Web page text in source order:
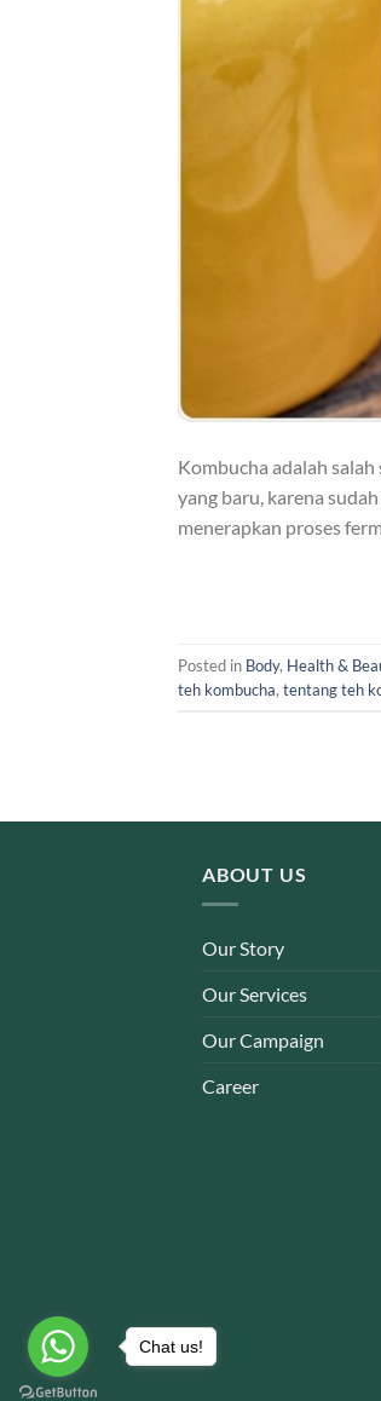
Kombucha adalah
yang baru, karena
menerapkan proses
Posted in Body, Health &
teh kombucha, tentang teh
ABOUT US
Our Story
Our Services
Our Campaign
Career
Chat us!